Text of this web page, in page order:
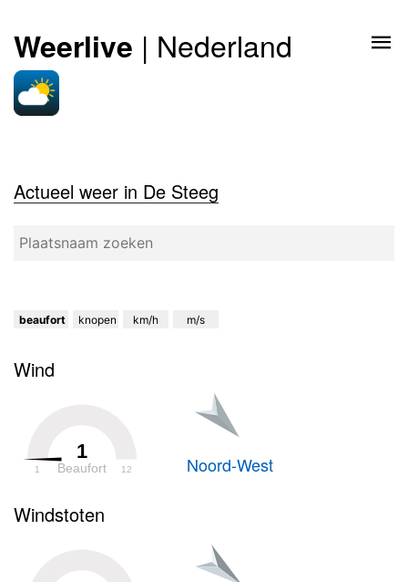
Weerlive | Nederland
Actueel weer in De Steeg
beaufort knopen km/h m/s
Wind
1
Beaufort
1 12 Noord-West
Windstoten